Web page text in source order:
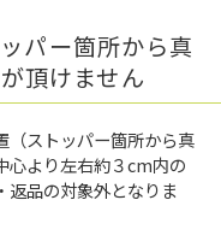
パー箇所から真
頂けません
（ストッパー箇所から真
心より左右約３cm内の
返品の対象外となりま